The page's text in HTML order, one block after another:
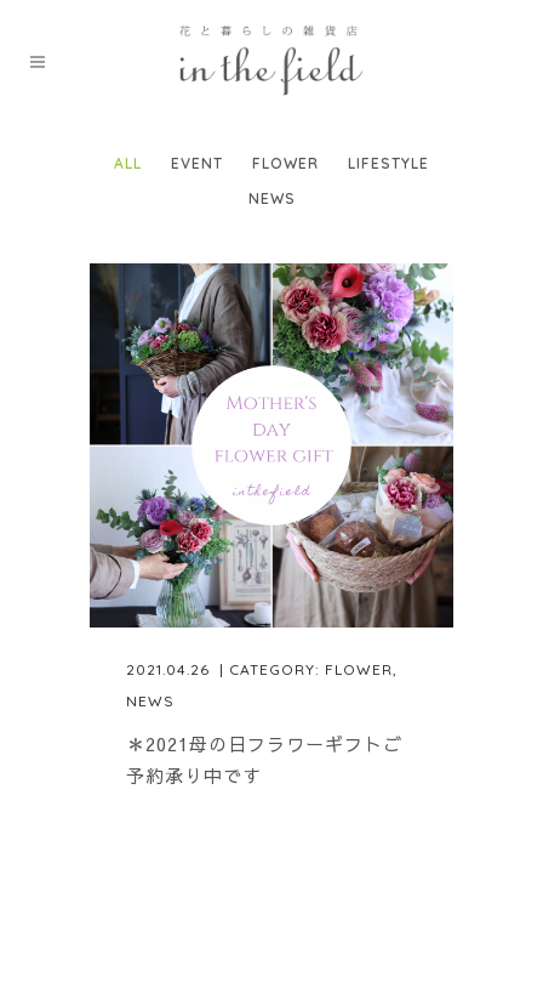
ALL EVENT FLOWER
LIFESTYLE
NEWS
2021.04.26 | CATEGORY: FLOWER,
NEWS
＊2021母の日フラワーギフトご
予約承り中です